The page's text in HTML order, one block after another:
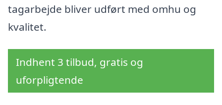
tagarbejde bliver udført med omhu og
kvalitet.
Indhent 3 tilbud, gratis og
uforpligtende